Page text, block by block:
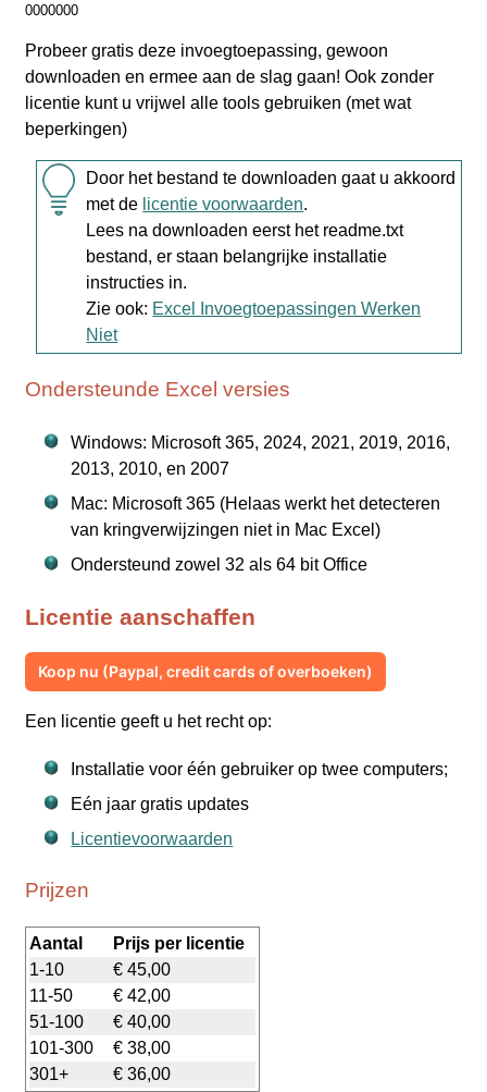
0000000
Probeer gratis deze invoegtoepassing, gewoon
downloaden en ermee aan de slag gaan! Ook zonder
licentie kunt u vrijwel alle tools gebruiken (met wat
beperkingen)
Door het bestand te downloaden gaat u akkoord
met de licentie voorwaarden.
Lees na downloaden eerst het readme.txt
bestand, er staan belangrijke installatie
instructies in.
Zie ook: Excel Invoegtoepassingen Werken
Niet
Ondersteunde Excel versies
Windows: Microsoft 365, 2024, 2021, 2019, 2016,
2013, 2010, en 2007
Mac: Microsoft 365 (Helaas werkt het detecteren
van kringverwijzingen niet in Mac Excel)
Ondersteund zowel 32 als 64 bit Office
Licentie aanschaffen
Koop nu (Paypal, credit cards of overboeken)
Een licentie geeft u het recht op:
Installatie voor één gebruiker op twee computers;
Eén jaar gratis updates
Licentievoorwaarden
Prijzen
Aantal
Prijs per licentie
1-10
€ 45,00
11-50
€ 42,00
51-100
€ 40,00
101-300
€ 38,00
301+
€ 36,00